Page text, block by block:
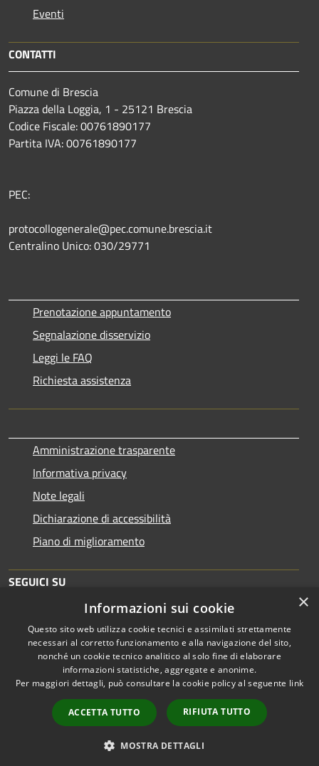
Eventi
CONTATTI
Comune di Brescia
Piazza della Loggia, 1 - 25121 Brescia
Codice Fiscale: 00761890177
Partita IVA: 00761890177
PEC:
protocollogenerale@pec.comune.brescia.it
Centralino Unico: 030/29771
Prenotazione appuntamento
Segnalazione disservizio
Leggi le FAQ
Richiesta assistenza
Amministrazione trasparente
Informativa privacy
Note legali
Dichiarazione di accessibilità
Piano di miglioramento
SEGUICI SU
RSS
Accessibilità
Copyright © 2026 • Comune di
Municipium•
Accesso
redazione
×
Informazioni sui cookie
Questo sito web utilizza cookie tecnici e assimilati strettamente
necessari al corretto funzionamento e alla navigazione del sito,
nonché un cookie tecnico analitico al solo fine di elaborare
informazioni statistiche, aggregate e anonime.
Per maggiori dettagli, può consultare la cookie policy al seguente link
ACCETTA TUTTO RIFIUTA TUTTO
MOSTRA DETTAGLI